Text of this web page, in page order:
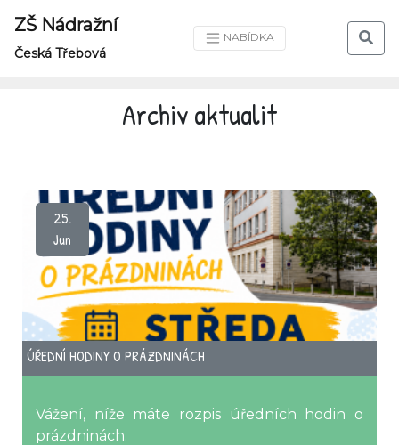
ZŠ Nádražní
Česká Třebová
NABÍDKA
Archiv aktualit
25.
Jun
ÚŘEDNÍ HODINY O PRÁZDNINÁCH
Vážení, níže máte rozpis úředních hodin o
prázdninách.